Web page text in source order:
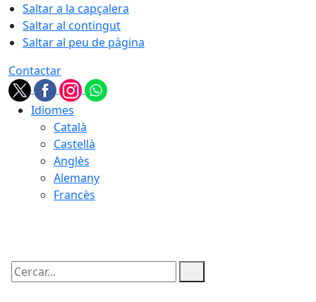
Saltar a la capçalera
Saltar al contingut
Saltar al peu de pàgina
Contactar
Idiomes
Català
Castellà
Anglès
Alemany
Francès
Cercar: